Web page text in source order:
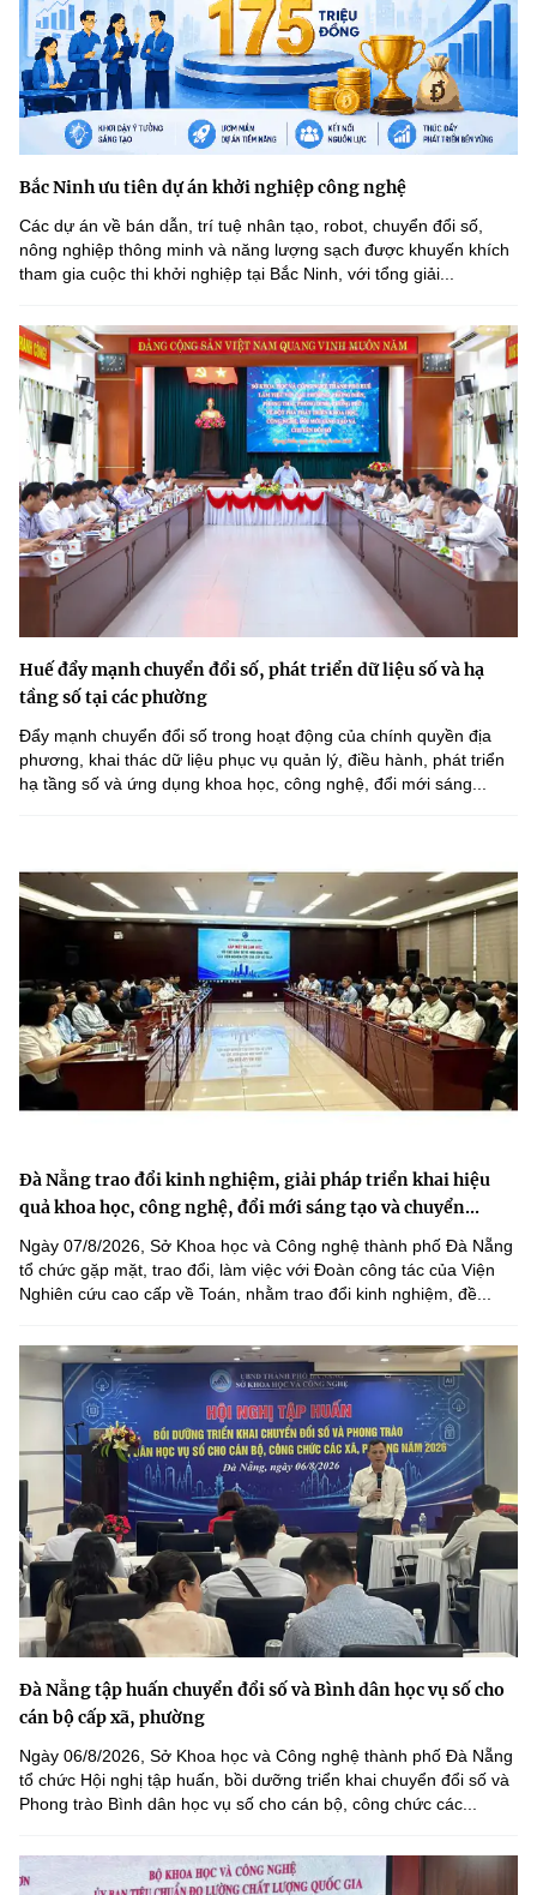
Bắc Ninh ưu tiên dự án khởi nghiệp công nghệ
Các dự án về bán dẫn, trí tuệ nhân tạo, robot, chuyển đổi số,
nông nghiệp thông minh và năng lượng sạch được khuyến khích
tham gia cuộc thi khởi nghiệp tại Bắc Ninh, với tổng giải...
Huế đẩy mạnh chuyển đổi số, phát triển dữ liệu số và hạ
tầng số tại các phường
Đẩy mạnh chuyển đổi số trong hoạt động của chính quyền địa
phương, khai thác dữ liệu phục vụ quản lý, điều hành, phát triển
hạ tầng số và ứng dụng khoa học, công nghệ, đổi mới sáng...
Đà Nẵng trao đổi kinh nghiệm, giải pháp triển khai hiệu
quả khoa học, công nghệ, đổi mới sáng tạo và chuyển...
Ngày 07/8/2026, Sở Khoa học và Công nghệ thành phố Đà Nẵng
tổ chức gặp mặt, trao đổi, làm việc với Đoàn công tác của Viện
Nghiên cứu cao cấp về Toán, nhằm trao đổi kinh nghiệm, đề...
Đà Nẵng tập huấn chuyển đổi số và Bình dân học vụ số cho
cán bộ cấp xã, phường
Ngày 06/8/2026, Sở Khoa học và Công nghệ thành phố Đà Nẵng
tổ chức Hội nghị tập huấn, bồi dưỡng triển khai chuyển đổi số và
Phong trào Bình dân học vụ số cho cán bộ, công chức các...